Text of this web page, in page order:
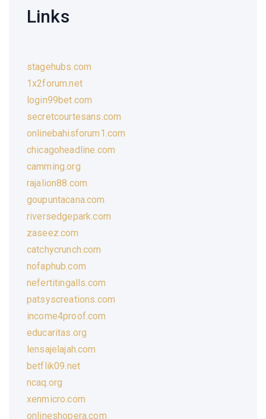
Links
stagehubs.com
1x2forum.net
login99bet.com
secretcourtesans.com
onlinebahisforum1.com
chicagoheadline.com
camming.org
rajalion88.com
goupuntacana.com
riversedgepark.com
zaseez.com
catchycrunch.com
nofaphub.com
nefertitingalls.com
patsyscreations.com
income4proof.com
educaritas.org
lensajelajah.com
betflik09.net
ncaq.org
xenmicro.com
onlineshopera.com